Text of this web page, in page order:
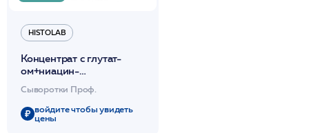
HISTOLAB
Концентрат с глутат-
ом+ниацин-
ом+транексам.кисл-й
150мл / Triple Whitening
Effect Ampoule
/HISTOLAB
Сыворотки Проф.
войдите чтобы увидеть
цены